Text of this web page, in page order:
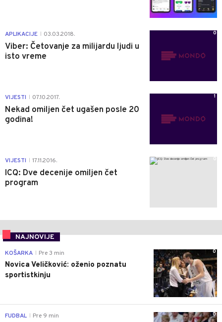
APLIKACIJE 03.03.2018.
Viber: Četovanje za milijardu ljudi u
isto vreme
0
VIJESTI 07.10.2017.
Nekad omiljen čet ugašen posle 20
godina!
1
VIJESTI 17.11.2016.
ICQ: Dve decenije omiljen čet
program
0
NAJNOVIJE
0
KOŠARKA Pre 3 min
Novica Veličković: oženio poznatu
sportistkinju
0
FUDBAL Pre 9 min